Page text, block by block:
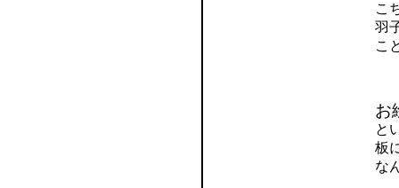
こ
羽
こ
お
と
板
な